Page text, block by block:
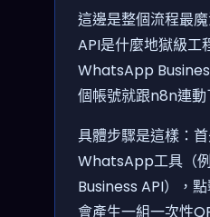
這邊是整個流程最
API是什麼地獄級工
WhatsApp
個帳號就跟n8n連動
具體步驟是這樣：
WhatsApp工具（
Business API），
會產生一組一次性